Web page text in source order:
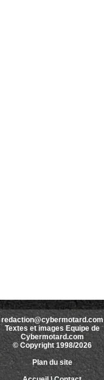
redaction@cybermotard.com
Textes et images Equipe de
Cybermotard.com
© Copyright 1998/2026
Plan du site